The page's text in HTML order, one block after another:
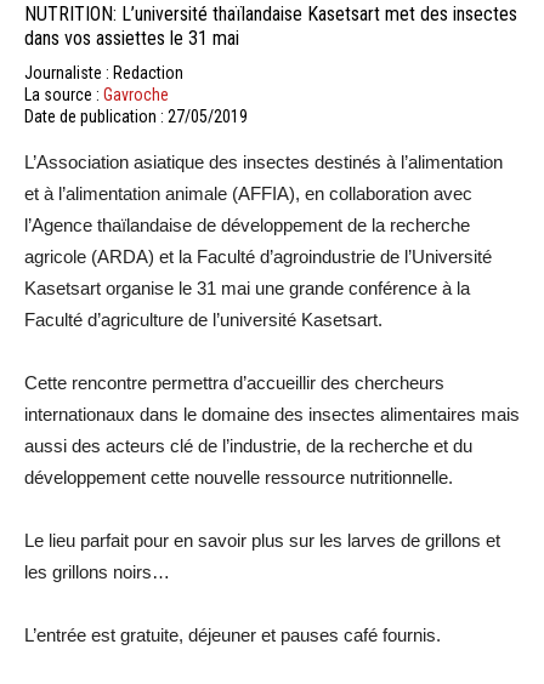
NUTRITION: L’université thaïlandaise Kasetsart met des insectes
dans vos assiettes le 31 mai
Journaliste : Redaction
La source : Gavroche
Date de publication : 27/05/2019
L’Association asiatique des insectes destinés à l’alimentation
et à l’alimentation animale (AFFIA), en collaboration avec
l’Agence thaïlandaise de développement de la recherche
agricole (ARDA) et la Faculté d’agroindustrie de l’Université
Kasetsart organise le 31 mai une grande conférence à la
Faculté d’agriculture de l’université Kasetsart.
Cette rencontre permettra d’accueillir des chercheurs
internationaux dans le domaine des insectes alimentaires mais
aussi des acteurs clé de l’industrie, de la recherche et du
développement cette nouvelle ressource nutritionnelle.
Le lieu parfait pour en savoir plus sur les larves de grillons et
les grillons noirs…
L’entrée est gratuite, déjeuner et pauses café fournis.